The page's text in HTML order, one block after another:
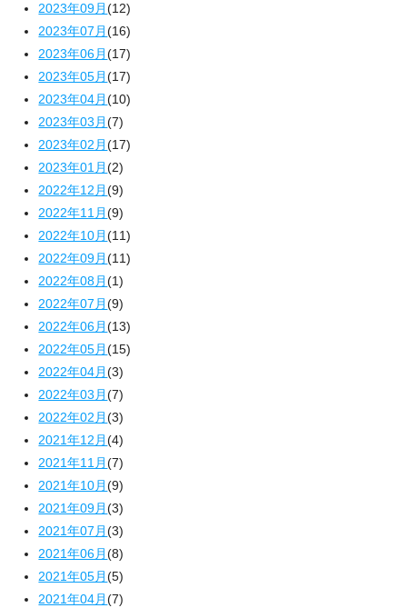
2023年09月(12)
2023年07月(16)
2023年06月(17)
2023年05月(17)
2023年04月(10)
2023年03月(7)
2023年02月(17)
2023年01月(2)
2022年12月(9)
2022年11月(9)
2022年10月(11)
2022年09月(11)
2022年08月(1)
2022年07月(9)
2022年06月(13)
2022年05月(15)
2022年04月(3)
2022年03月(7)
2022年02月(3)
2021年12月(4)
2021年11月(7)
2021年10月(9)
2021年09月(3)
2021年07月(3)
2021年06月(8)
2021年05月(5)
2021年04月(7)